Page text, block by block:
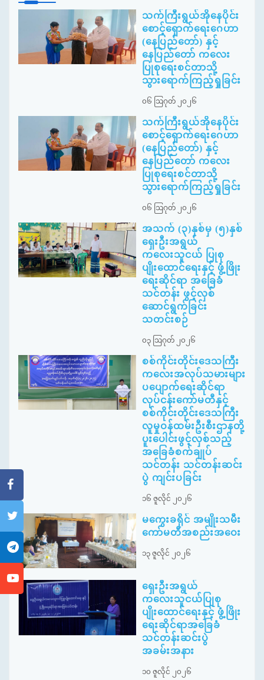
သက်ကြီးရွယ်အိုနေပိုင်း
စောင့်ရှောက်ရေးဂေဟာ
(နေပြည်တော်) နှင့်
နေပြည်တော် ကလေး
ပြုစုရေးစင်တာသို့
သွားရောက်ကြည့်ရှုခြင်း
၀၆ ဩဂုတ် ၂၀၂၆
သက်ကြီးရွယ်အိုနေပိုင်း
စောင့်ရှောက်ရေးဂေဟာ
(နေပြည်တော်) နှင့်
နေပြည်တော် ကလေး
ပြုစုရေးစင်တာသို့
သွားရောက်ကြည့်ရှုခြင်း
၀၆ ဩဂုတ် ၂၀၂၆
အသက် (၃)နှစ်မှ (၅)နှစ်
ရှေးဦးအရွယ်
ကလေးသူငယ် ပြုစု
ပျိုးထောင်ရေးနှင့် ဖွံ့ဖြိုး
ရေးဆိုင်ရာ အခြေခံ
သင်တန်း ဖွင့်လှစ်
ဆောင်ရွက်ခြင်း
သတင်းစဉ်
၀၃ ဩဂုတ် ၂၀၂၆
စစ်ကိုင်းတိုင်းဒေသကြီး
ကလေးအလုပ်သမားများ
ပပျောက်ရေးဆိုင်ရာ
လုပ်ငန်းကော်မတီနှင့်
စစ်ကိုင်းတိုင်းဒေသကြီး
လူမှုဝန်ထမ်းဦးစီးဌာနတို့
ပူးပေါင်းဖွင့်လှစ်သည့်
အခြေခံစက်ချုပ်
သင်တန်း သင်တန်းဆင်း
ပွဲ ကျင်းပခြင်း
၁၆ ဇူလိုင် ၂၀၂၆
မကွေးခရိုင် အမျိုးသမီး
ကော်မတီအစည်းအဝေး
၁၃ ဇူလိုင် ၂၀၂၆
ရှေးဦးအရွယ်
ကလေးသူငယ်ပြုစု
ပျိုးထောင်ရေးနှင့် ဖွံ့ဖြိုး
ရေးဆိုင်ရာအခြေခံ
သင်တန်းဆင်းပွဲ
အခမ်းအနား
၁၀ ဇူလိုင် ၂၀၂၆